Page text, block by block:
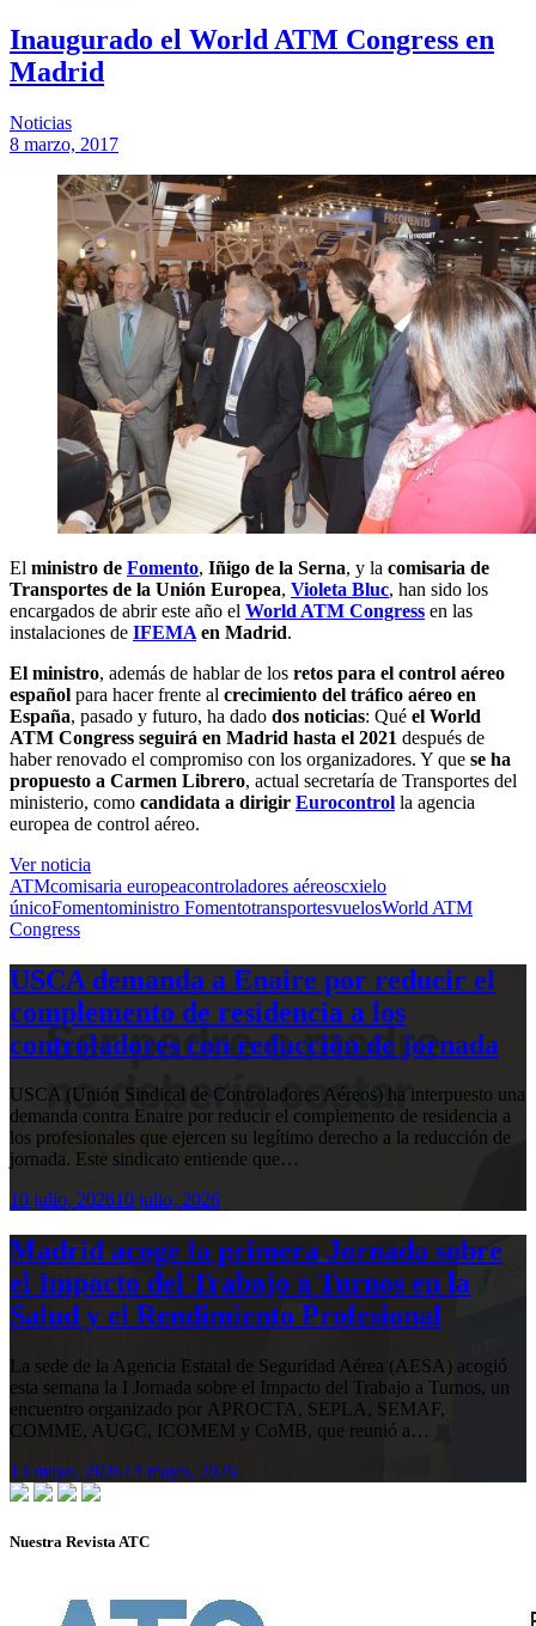
Inaugurado el World ATM Congress en
Madrid
Noticias
8 marzo, 2017
El ministro de Fomento, Iñigo de la Serna, y la comisaria de
Transportes de la Unión Europea, Violeta Bluc, han sido los
encargados de abrir este año el World ATM Congress en las
instalaciones de IFEMA en Madrid.
El ministro, además de hablar de los retos para el control aéreo
español para hacer frente al crecimiento del tráfico aéreo en
España, pasado y futuro, ha dado dos noticias: Qué el World
ATM Congress seguirá en Madrid hasta el 2021 después de
haber renovado el compromiso con los organizadores. Y que se ha
propuesto a Carmen Librero, actual secretaría de Transportes del
ministerio, como candidata a dirigir Eurocontrol la agencia
europea de control aéreo.
Ver noticia
ATMcomisaria europeacontroladores aéreoscxielo
únicoFomentoministro FomentotransportesvuelosWorld ATM
Congress
USCA demanda a Enaire por reducir el
complemento de residencia a los
controladores con reducción de jornada
USCA (Unión Sindical de Controladores Aéreos) ha interpuesto una
demanda contra Enaire por reducir el complemento de residencia a
los profesionales que ejercen su legítimo derecho a la reducción de
jornada. Este sindicato entiende que…
10 julio, 202610 julio, 2026
Madrid acoge la primera Jornada sobre
el Impacto del Trabajo a Turnos en la
Salud y el Rendimiento Profesional
La sede de la Agencia Estatal de Seguridad Aérea (AESA) acogió
esta semana la I Jornada sobre el Impacto del Trabajo a Turnos, un
encuentro organizado por APROCTA, SEPLA, SEMAF,
COMME, AUGC, ICOMEM y CoMB, que reunió a…
13 mayo, 202613 mayo, 2026
Nuestra Revista ATC